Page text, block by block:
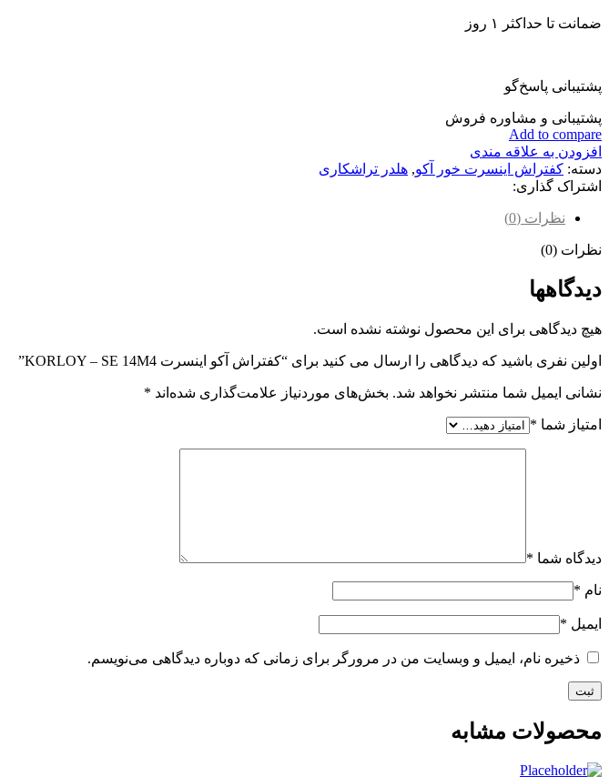
ضمانت تا حداکثر ۱ روز
پشتیبانی پاسخ‌گو
پشتیبانی و مشاوره فروش
Add to compare
افزودن به علاقه مندی
دسته: کفتراش اینسرت خور آکو, هلدر تراشکاری
اشتراک گذاری:
نظرات (0)
نظرات (0)
دیدگاهها
هیچ دیدگاهی برای این محصول نوشته نشده است.
اولین نفری باشید که دیدگاهی را ارسال می کنید برای “کفتراش آکو اینسرت KORLOY – SE 14M4”
نشانی ایمیل شما منتشر نخواهد شد. بخش‌های موردنیاز علامت‌گذاری شده‌اند *
امتیاز شما *
دیدگاه شما *
نام *
ایمیل *
ذخیره نام، ایمیل و وبسایت من در مرورگر برای زمانی که دوباره دیدگاهی می‌نویسم.
محصولات مشابه